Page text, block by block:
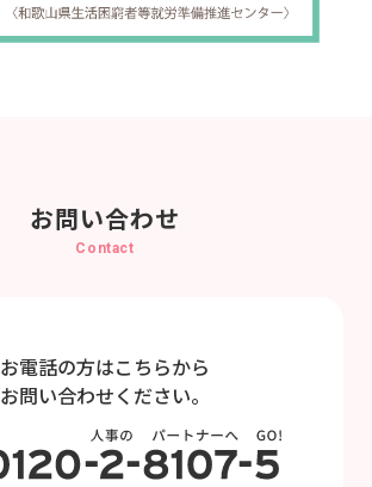
お問い合わせ
Contact
お電話の方はこちらから
お問い合わせください。